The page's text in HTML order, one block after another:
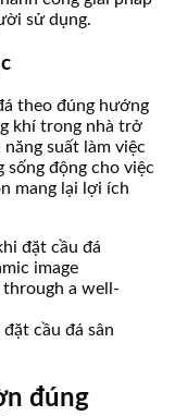
sử dụng.
theo đúng hướng
khí trong nhà trở
suất làm việc
động cho việc
mang lại lợi ích
cầu đá sân
đúng